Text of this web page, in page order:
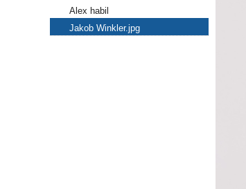
Alex habil
Jakob Winkler.jpg